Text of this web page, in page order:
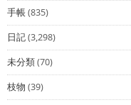
手帳(835)
日記(3,298)
未分類(70)
枝物 (39)